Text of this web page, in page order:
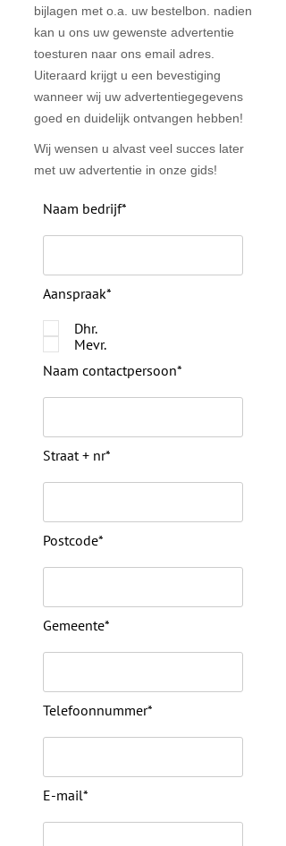
bijlagen met o.a. uw bestelbon. nadien
kan u ons uw gewenste advertentie
toesturen naar ons email adres.
Uiteraard krijgt u een bevestiging
wanneer wij uw advertentiegegevens
goed en duidelijk ontvangen hebben!
Wij wensen u alvast veel succes later
met uw advertentie in onze gids!
Naam bedrijf*
Aanspraak*
Dhr.
Mevr.
Naam contactpersoon*
Straat + nr*
Postcode*
Gemeente*
Telefoonnummer*
E-mail*